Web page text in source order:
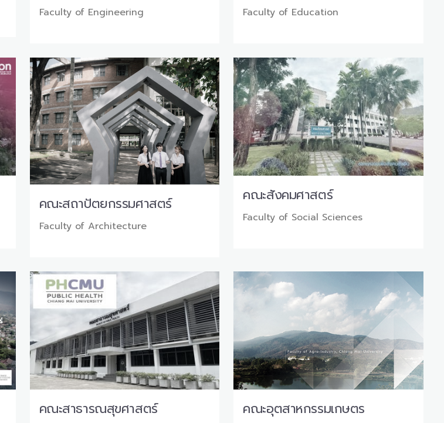
Faculty of Engineering Faculty of Education
คณะสถาปัตยกรรมศาสตร์
Faculty of Architecture
คณะสังคมศาสตร์
Faculty of Social Sciences
คณะสาธารณสุขศาสตร์ คณะอุตสาหกรรมเกษตร